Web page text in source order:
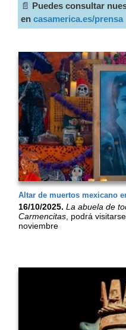
📄 Puedes consultar
en casamerica.es/prensa
Altar de muertos mexicano
16/10/2025. La abuela de
Carmencitas, podrá
noviembre